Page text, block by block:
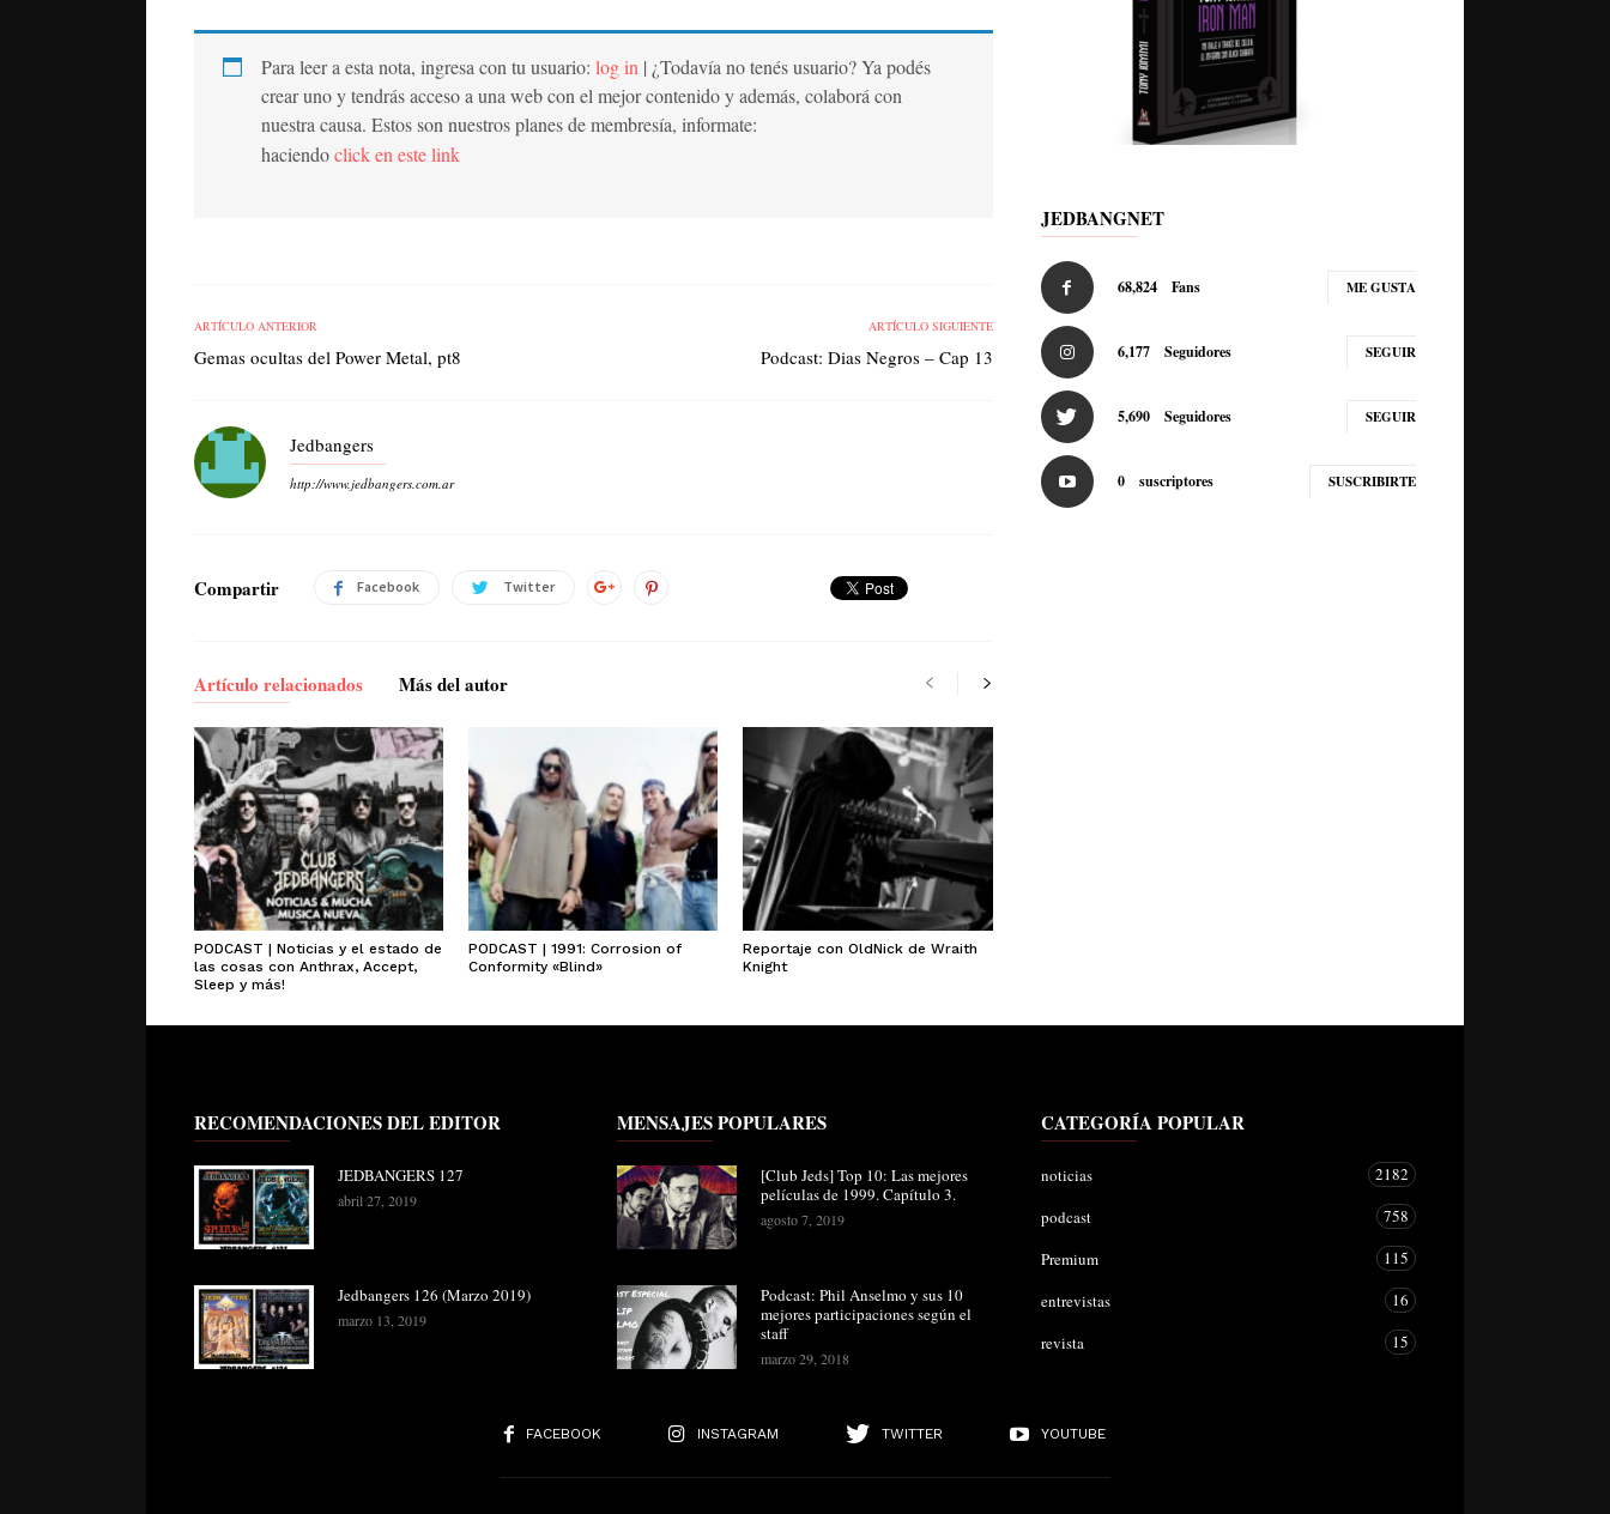
Para leer a esta nota, ingresa con tu usuario: log in | ¿Todavía no tenés usuario? Ya podés
crear uno y tendrás acceso a una web con el mejor contenido y además, colaborá con
nuestra causa. Estos son nuestros planes de membresía, informate:
haciendoclick en este link
ARTÍCULO ANTERIOR
Gemas ocultas del Power Metal, pt8
ARTÍCULO SIGUIENTE
Podcast: Dias Negros – Cap 13
Jedbangers
http://www.jedbangers.com.ar
Compartir Facebook Twitter
Artículo relacionados Más del autor
PODCAST | Noticias y el estado de
las cosas con Anthrax, Accept,
Sleep y más!
PODCAST | 1991: Corrosion of
Conformity «Blind»
Reportaje con OldNick de Wraith
Knight
JEDBANGNET
68,824 Fans ME GUSTA
6,177 Seguidores SEGUIR
5,690 Seguidores SEGUIR
0 suscriptores SUSCRIBIRTE
RECOMENDACIONES DEL EDITOR
JEDBANGERS 127
abril 27, 2019
Jedbangers 126 (Marzo 2019)
marzo 13, 2019
MENSAJES POPULARES
[Club Jeds] Top 10: Las mejores
películas de 1999. Capítulo 3.
agosto 7, 2019
Podcast: Phil Anselmo y sus 10
mejores participaciones según el
staff
marzo 29, 2018
CATEGORÍA POPULAR
noticias
2182
podcast
758
Premium
115
entrevistas
16
revista
15
FACEBOOK INSTAGRAM TWITTER YOUTUBE